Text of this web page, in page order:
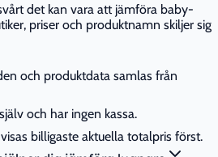
det kan vara att jämföra baby-
priser och produktnamn skiljer sig
och produktdata samlas från
och har ingen kassa.
billigaste aktuella totalpris först.